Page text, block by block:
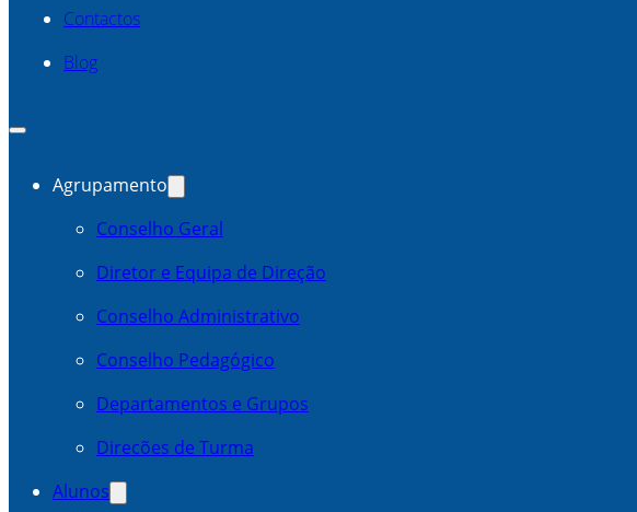
Contactos
Blog
Agrupamento
Conselho Geral
Diretor e Equipa de Direção
Conselho Administrativo
Conselho Pedagógico
Departamentos e Grupos
Direcões de Turma
Alunos